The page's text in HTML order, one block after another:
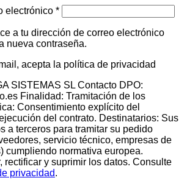
electrónico *Obligatorio
a tu dirección de correo electrónico
nueva contraseña.
acepta la política de privacidad
SISTEMAS SL Contacto DPO:
Finalidad: Tramitación de los
Consentimiento explícito del
del contrato. Destinatarios: Sus
a terceros para tramitar su pedido
servicio técnico, empresas de
cumpliendo normativa europea.
rectificar y suprimir los datos. Consulte
privacidad.